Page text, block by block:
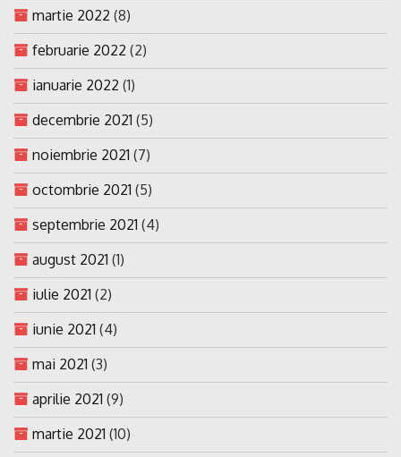
martie 2022 (8)
februarie 2022 (2)
ianuarie 2022 (1)
decembrie 2021 (5)
noiembrie 2021 (7)
octombrie 2021 (5)
septembrie 2021 (4)
august 2021 (1)
iulie 2021 (2)
iunie 2021 (4)
mai 2021 (3)
aprilie 2021 (9)
martie 2021 (10)